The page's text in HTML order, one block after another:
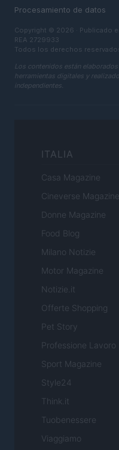
Procesamiento de datos
Copyright © 2026 · Publicado
REA 2729933
Todos los derechos
Los contenidos están
herramientas digitales y
independientes.
ITALIA
Casa Magazine
Cineverse Magazine
Donne Magazine
Food Blog
Milano Notizie
Motor Magazine
Notizie.it
Offerte Shopping
Pet Story
Professione Lavoro
Sport Magazine
Style24
Think.it
Tuobenessere
Viaggiamo